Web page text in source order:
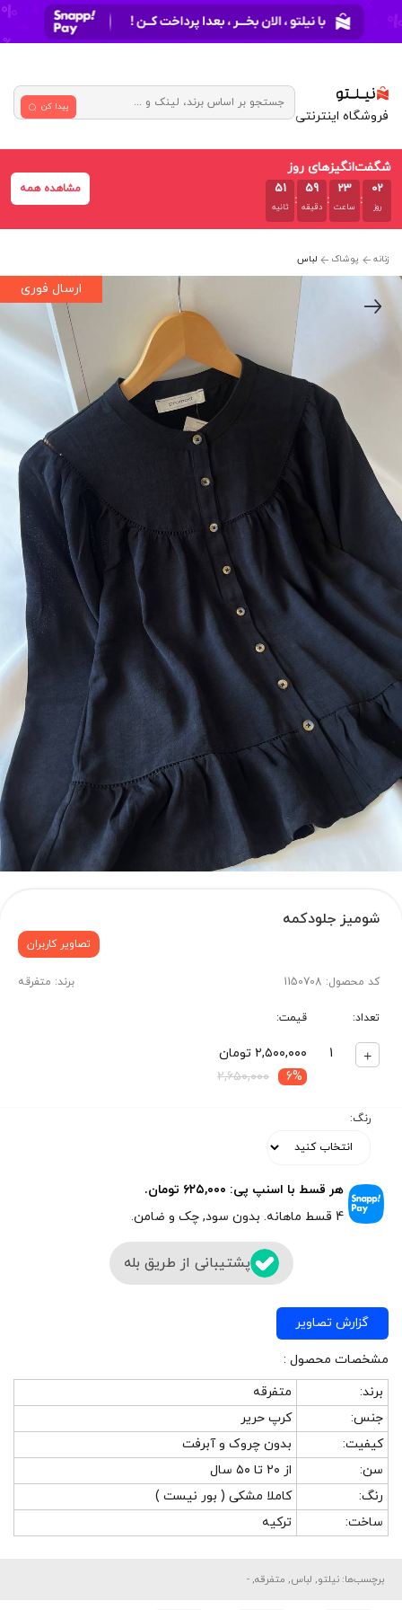
فروشگاه اینترنتی
پیدا کن
شگفت‌انگیزهای روز
02
روز :
23
ساعت :
59
دقیقه :
51
ثانیه
مشاهده همه
زنانه پوشاک لباس
ارسال فوری
شومیز جلودکمه
تصاویر کاربران
کد محصول: 1150708 برند: متفرقه
تعداد:
1
قیمت:
۲,۵۰۰,۰۰۰ تومان
6%
۲,۶۵۰,۰۰۰
رنگ:
هر قسط با اسنپ پی: ۶۲۵,۰۰۰ تومان.
4 قسط ماهانه. بدون سود, چک و ضامن.
پشتیبانی از طریق بله
گزارش تصاویر
: مشخصات محصول
برند:
متفرقه
جنس:
کرپ حریر
کیفیت:
بدون چروک و آبرفت
سن:
از ۲۰ تا ۵۰ سال
رنگ:
کاملا مشکی ( بور نیست )
ساخت:
ترکیه
برچسب‌ها: نیلتو, لباس, متفرقه, -